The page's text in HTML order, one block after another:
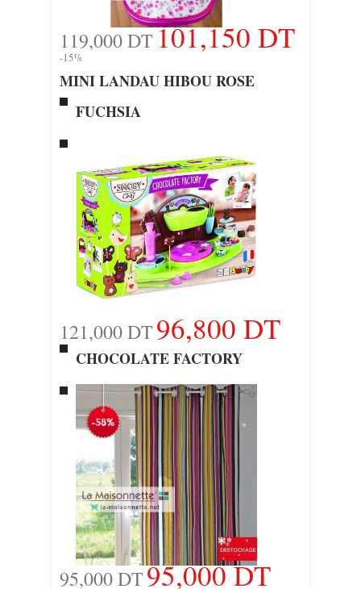
119,000 DT101,150 DT
-15%
MINI LANDAU HIBOU ROSE
FUCHSIA
121,000 DT96,800 DT
CHOCOLATE FACTORY
95,000 DT95,000 DT